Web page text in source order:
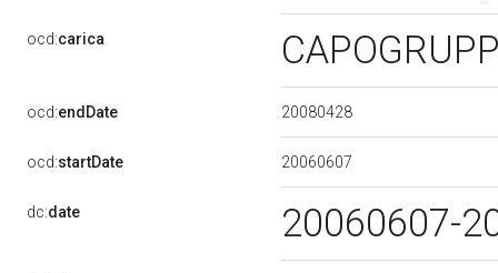
ocd:carica
ocd:endDate 20080428
ocd:startDate 20060607
dc:date 20060607-